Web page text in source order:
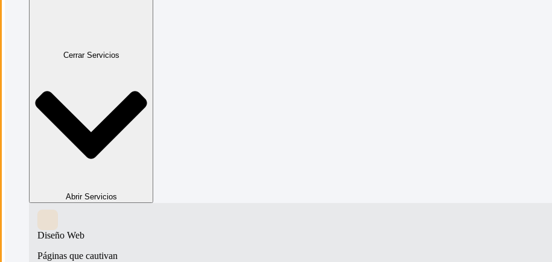
Cerrar Servicios
Abrir Servicios
Diseño Web
Páginas que cautivan